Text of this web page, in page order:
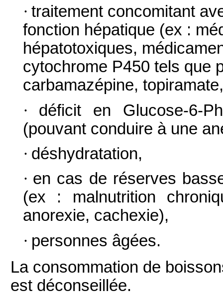
· traitement concomitant
fonction hépatique (ex :
hépatotoxiques,
cytochrome P450 tels que
carbamazépine,
·
déficit en
(pouvant conduire à une
· déshydratation,
· en cas de réserves
(ex : malnutrition
anorexie, cachexie),
· personnes âgées.
La consommation de
est déconseillée.